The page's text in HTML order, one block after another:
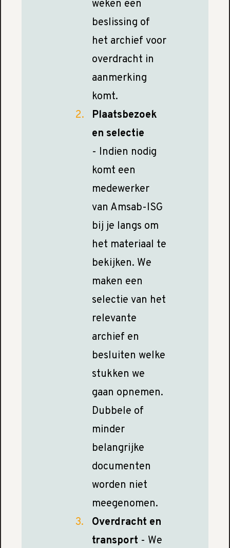
weken een
beslissing of
het archief voor
overdracht in
aanmerking
komt.
Plaatsbezoek
en selectie
- Indien nodig
komt een
medewerker
van Amsab-ISG
bij je langs om
het materiaal te
bekijken. We
maken een
selectie van het
relevante
archief en
besluiten welke
stukken we
gaan opnemen.
Dubbele of
minder
belangrijke
documenten
worden niet
meegenomen.
Overdracht en
transport - We